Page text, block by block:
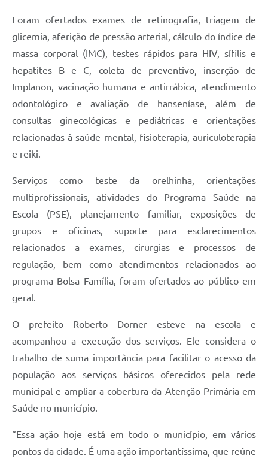
Foram ofertados exames de retinografia, triagem de
glicemia, aferição de pressão arterial, cálculo do índice de
massa corporal (IMC), testes rápidos para HIV, sífilis e
hepatites B e C, coleta de preventivo, inserção de
Implanon, vacinação humana e antirrábica, atendimento
odontológico e avaliação de hanseníase, além de
consultas ginecológicas e pediátricas e orientações
relacionadas à saúde mental, fisioterapia, auriculoterapia
e reiki.
Serviços como teste da orelhinha, orientações
multiprofissionais, atividades do Programa Saúde na
Escola (PSE), planejamento familiar, exposições de
grupos e oficinas, suporte para esclarecimentos
relacionados a exames, cirurgias e processos de
regulação, bem como atendimentos relacionados ao
programa Bolsa Família, foram ofertados ao público em
geral.
O prefeito Roberto Dorner esteve na escola e
acompanhou a execução dos serviços. Ele considera o
trabalho de suma importância para facilitar o acesso da
população aos serviços básicos oferecidos pela rede
municipal e ampliar a cobertura da Atenção Primária em
Saúde no município.
“Essa ação hoje está em todo o município, em vários
pontos da cidade. É uma ação importantíssima, que reúne